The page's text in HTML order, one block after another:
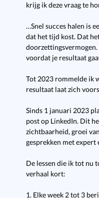
krijg ik deze vraag te
…Snel succes halen is
dat het tijd kost. Dat
voordat je resultaat
Tot 2023 rommelde ik
resultaat laat zich
Sinds 1 januari 2023
post op LinkedIn. Dit
zichtbaarheid, groei
gesprekken met
De lessen die ik tot nu
verhaal kort:
1. Elke week 2 tot 3